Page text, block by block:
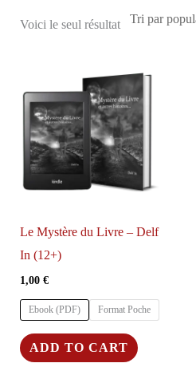
Voici le seul résultat
Le Mystère du Livre – Delf
In (12+)
1,00 €
Ebook (PDF) Format Poche
ADD TO CART